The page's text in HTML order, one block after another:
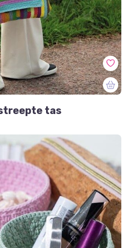
tas